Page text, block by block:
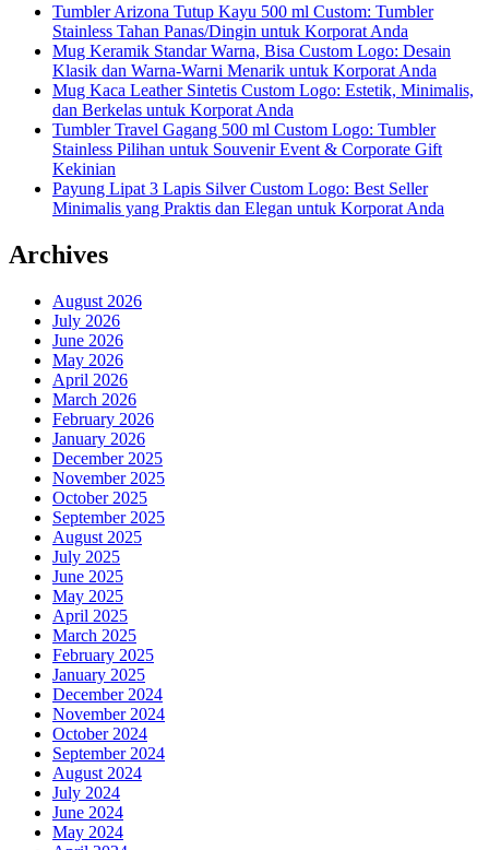
Tumbler Arizona Tutup Kayu 500 ml Custom: Tumbler
Stainless Tahan Panas/Dingin untuk Korporat Anda
Mug Keramik Standar Warna, Bisa Custom Logo: Desain
Klasik dan Warna-Warni Menarik untuk Korporat Anda
Mug Kaca Leather Sintetis Custom Logo: Estetik, Minimalis,
dan Berkelas untuk Korporat Anda
Tumbler Travel Gagang 500 ml Custom Logo: Tumbler
Stainless Pilihan untuk Souvenir Event & Corporate Gift
Kekinian
Payung Lipat 3 Lapis Silver Custom Logo: Best Seller
Minimalis yang Praktis dan Elegan untuk Korporat Anda
Archives
August 2026
July 2026
June 2026
May 2026
April 2026
March 2026
February 2026
January 2026
December 2025
November 2025
October 2025
September 2025
August 2025
July 2025
June 2025
May 2025
April 2025
March 2025
February 2025
January 2025
December 2024
November 2024
October 2024
September 2024
August 2024
July 2024
June 2024
May 2024